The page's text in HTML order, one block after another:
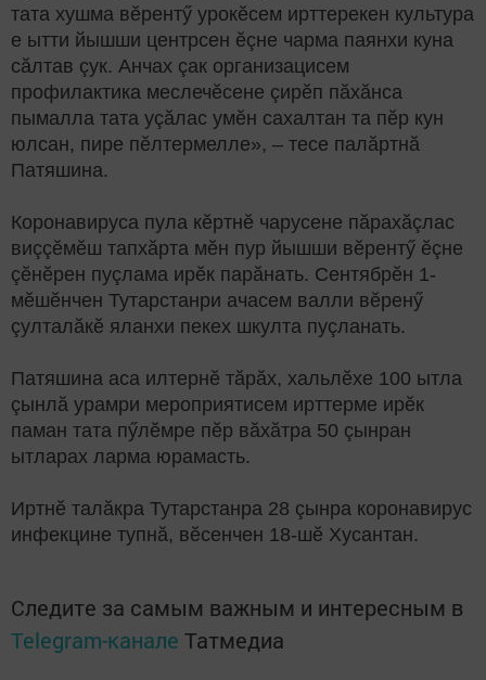
тата хушма вӗрентӳ урокӗсем ирттерекен культура
е ытти йышши центрсен ӗçне чарма паянхи куна
сăлтав çук. Анчах çак организацисем
профилактика меслечӗсене çирӗп пăхăнса
пымалла тата уçăлас умӗн сахалтан та пӗр кун
юлсан, пире пӗлтермелле», – тесе палăртнă
Патяшина.
Коронавируса пула кӗртнӗ чарусене пăрахăçлас
виççӗмӗш тапхăрта мӗн пур йышши вӗрентӳ ӗçне
çӗнӗрен пуçлама ирӗк парăнать. Сентябрӗн 1-
мӗшӗнчен Тутарстанри ачасем валли вӗренӳ
çулталăкӗ яланхи пекех шкулта пуçланать.
Патяшина аса илтернӗ тăрăх, хальлӗхе 100 ытла
çынлă урамри мероприятисем ирттерме ирӗк
паман тата пӳлӗмре пӗр вăхăтра 50 çынран
ытларах ларма юрамасть.
Иртнӗ талăкра Тутарстанра 28 çынра коронавирус
инфекцине тупнă, вӗсенчен 18-шӗ Хусантан.
Следите за самым важным и интересным в
Telegram-канале Татмедиа